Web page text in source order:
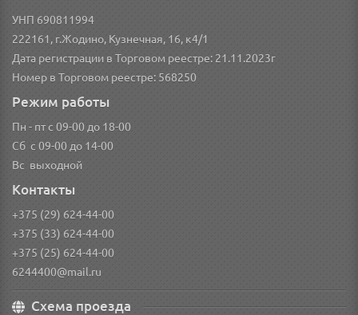
УНП 690811994
222161, г.Жодино, Кузнечная, 16, к4/1
Дата регистрации в Торговом реестре: 21.11.2023г
Номер в Торговом реестре: 568250
Режим работы
Пн - пт с 09-00 до 18-00
Сб с 09-00 до 14-00
Вс выходной
Контакты
+375 (29) 624-44-00
+375 (33) 624-44-00
+375 (25) 624-44-00
6244400@mail.ru
Схема проезда